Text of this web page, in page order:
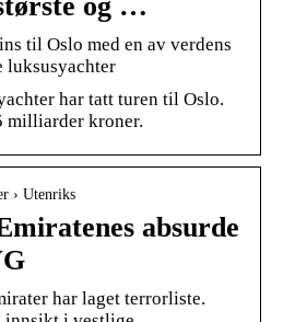
til Oslo med en av verdens
luksusyachter
har tatt turen til Oslo.
milliarder kroner.
› Utenriks
absurde
har laget terrorliste.